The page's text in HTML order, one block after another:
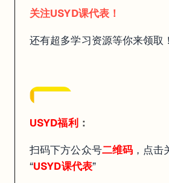
USYD福利：
关注USYD课代表！
还有超多学习资源等你来领取！
USYD福利 ：
扫码下方公众号二维码 ，点
“USYD课代表”